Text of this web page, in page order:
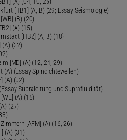
[HB1] (A, B) (29; Essay Seismologie)
(B) (20)
(A) (15)
[HB2] (A, B) (18)
(A) (32)
[MD] (A) (12, 24, 29)
(A) (Essay Spindichtewellen)
(A) (02)
Supraleitung und Suprafluidität)
(A) (15)
(27)
[AFM] (A) (16, 26)
(A) (31)